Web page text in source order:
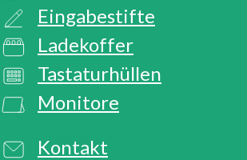
Eingabestifte
Ladekoffer
Tastaturhüllen
Monitore
Kontakt